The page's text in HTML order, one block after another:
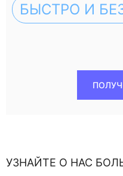
БЫСТРО И
УЗНАЙТЕ О НАС